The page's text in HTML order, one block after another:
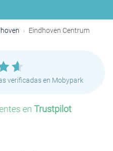
Eindhoven Centrum
verificadas en Mobypark
en Trustpilot